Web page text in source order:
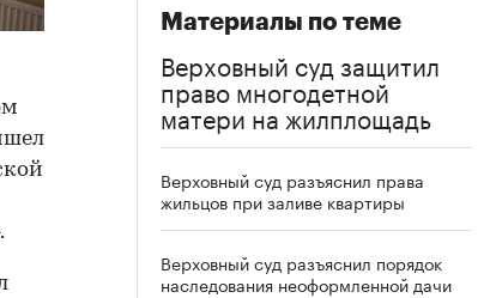
Материалы по теме
Верховный суд защитил
право многодетной
матери на жилплощадь
Верховный суд разъяснил права
жильцов при заливе квартиры
Верховный суд разъяснил порядок
наследования неоформленной дачи